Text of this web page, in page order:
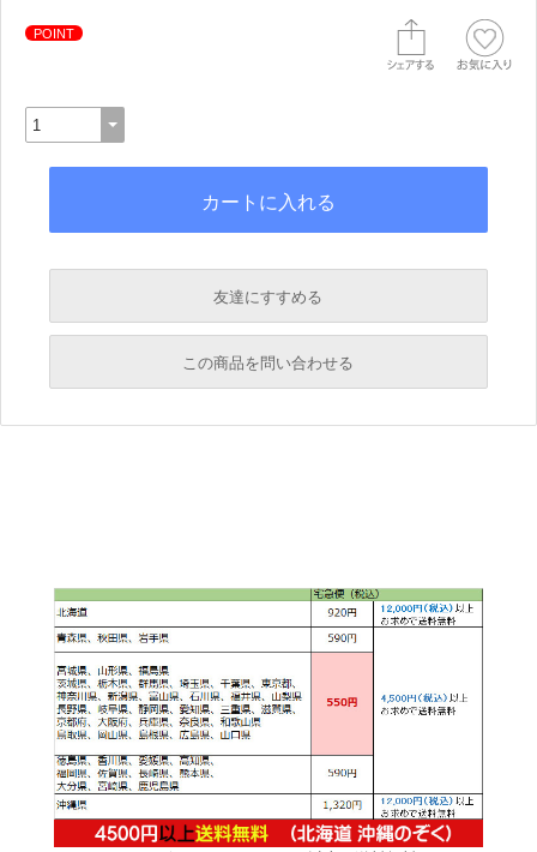
POINT
友達にすすめる
必須
この商品を問い合わせる
必須